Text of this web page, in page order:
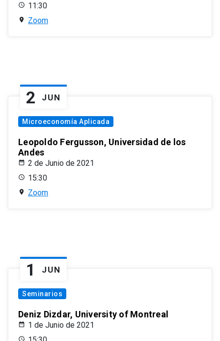
11:30
Zoom
2 JUN
Microeconomía Aplicada
Leopoldo Fergusson, Universidad de los
Andes
2 de Junio de 2021
15:30
Zoom
1 JUN
Seminarios
Deniz Dizdar, University of Montreal
1 de Junio de 2021